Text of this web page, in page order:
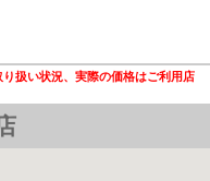
扱い状況、実際の価格はご利用店